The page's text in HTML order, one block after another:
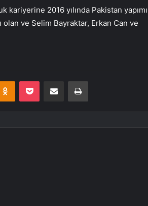
2016 yılında Pakistan yapımı
olan ve Selim Bayraktar, Erkan Can ve
Odnoklassniki
Pocket E-Posta ile paylaş Yazdır